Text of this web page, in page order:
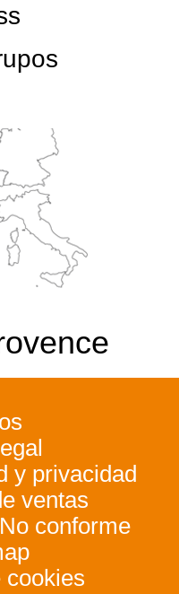
y privacidad
ventas
conforme
cookies